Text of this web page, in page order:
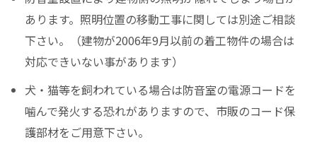
あります。照明位置の移動工事に関しては別途ご相談
下さい。（建物が2006年9月以前の着工物件の場合は
対応できいない事があります）
犬・猫等を飼われている場合は防音室の電源コードを
噛んで発火する恐れがありますので、市販のコード保
護部材をご用意下さい。